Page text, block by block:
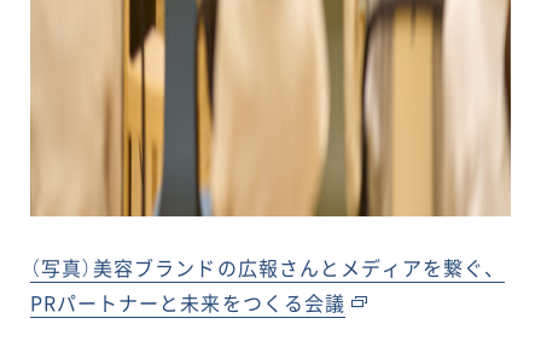
（写真）美容ブランドの広報さんとメディアを繋ぐ、
PRパートナーと未来をつくる会議